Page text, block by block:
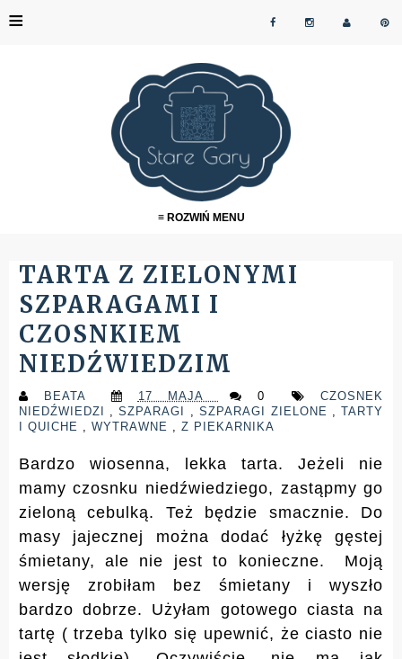
≡
≡ ROZWIŃ MENU
TARTA Z ZIELONYMI
SZPARAGAMI I
CZOSNKIEM
NIEDŹWIEDZIM
BEATA 17 MAJA 0
CZOSNEK
NIEDŹWIEDZI ,SZPARAGI ,SZPARAGI ZIELONE ,TARTY
I QUICHE , WYTRAWNE , Z PIEKARNIKA
Bardzo wiosenna, lekka tarta. Jeżeli nie
mamy czosnku niedźwiedziego, zastąpmy go
zieloną cebulką. Też będzie smacznie. Do
masy jajecznej można dodać łyżkę gęstej
śmietany, ale nie jest to konieczne. Moją
wersję zrobiłam bez śmietany i wyszło
bardzo dobrze. Użyłam gotowego ciasta na
tartę ( trzeba tylko się upewnić, że ciasto nie